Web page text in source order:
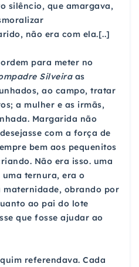
silêncio, que amargava,
não era com ela.[..]
para meter no
Silveira as
ao campo, tratar
a mulher e as irmãs,
Margarida não
com a força de
bem aos pequenitos
Não era isso. uma
ternura, era o
maternidade, obrando por
ao pai do lote
que fosse ajudar ao
referendava. Cada